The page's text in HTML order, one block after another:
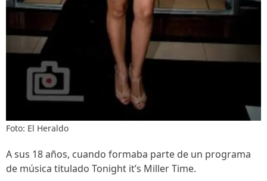
Foto: El Heraldo
A sus 18 años, cuando formaba parte de un programa
de música titulado Tonight it’s Miller Time.